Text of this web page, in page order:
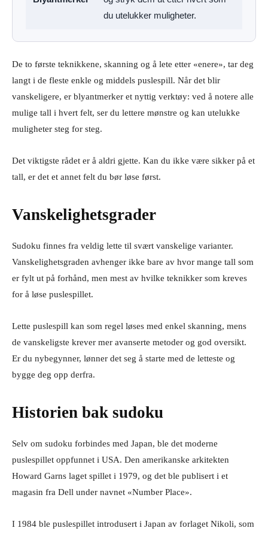
du utelukker muligheter.
De to første teknikkene, skanning og å lete etter «enere», tar deg
langt i de fleste enkle og middels puslespill. Når det blir
vanskeligere, er blyantmerker et nyttig verktøy: ved å notere alle
mulige tall i hvert felt, ser du lettere mønstre og kan utelukke
muligheter steg for steg.
Det viktigste rådet er å aldri gjette. Kan du ikke være sikker på et
tall, er det et annet felt du bør løse først.
Vanskelighetsgrader
Sudoku finnes fra veldig lette til svært vanskelige varianter.
Vanskelighetsgraden avhenger ikke bare av hvor mange tall som
er fylt ut på forhånd, men mest av hvilke teknikker som kreves
for å løse puslespillet.
Lette puslespill kan som regel løses med enkel skanning, mens
de vanskeligste krever mer avanserte metoder og god oversikt.
Er du nybegynner, lønner det seg å starte med de letteste og
bygge deg opp derfra.
Historien bak sudoku
Selv om sudoku forbindes med Japan, ble det moderne
puslespillet oppfunnet i USA. Den amerikanske arkitekten
Howard Garns laget spillet i 1979, og det ble publisert i et
magasin fra Dell under navnet «Number Place».
I 1984 ble puslespillet introdusert i Japan av forlaget Nikoli, som